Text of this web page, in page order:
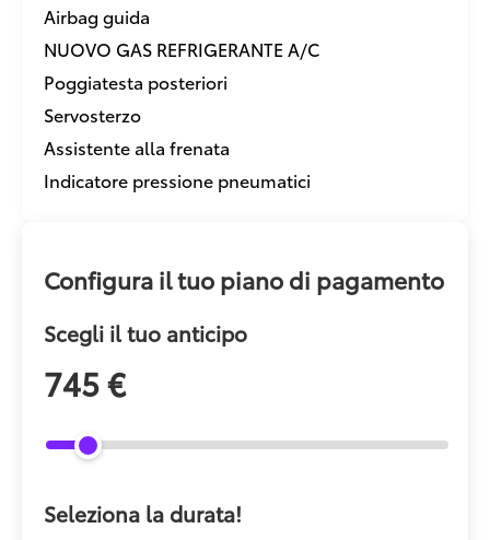
Airbag guida
NUOVO GAS REFRIGERANTE A/C
Poggiatesta posteriori
Servosterzo
Assistente alla frenata
Indicatore pressione pneumatici
Configura il tuo piano di pagamento
Scegli il tuo anticipo
745 €
Seleziona la durata!